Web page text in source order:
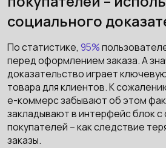
социального
По статистике, 95%
перед оформлением заказа. А
доказательство играет
товара для клиентов. К
е-коммерс забывают об этом
закладывают в интерфейс блок с
покупателей – как следствие
заказы.